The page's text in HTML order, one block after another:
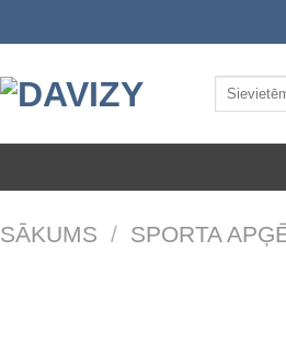
Meklēt:
SĀKUMS / SPORTA